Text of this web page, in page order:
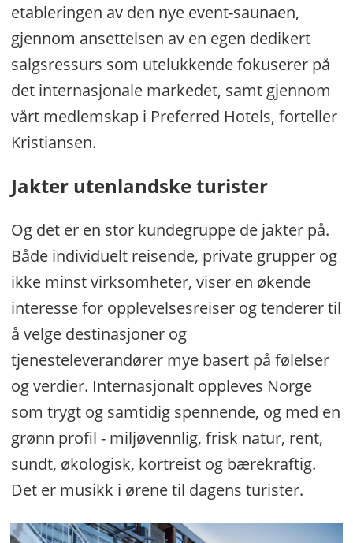
etableringen av den nye event-saunaen,
gjennom ansettelsen av en egen dedikert
salgsressurs som utelukkende fokuserer på
det internasjonale markedet, samt gjennom
vårt medlemskap i Preferred Hotels, forteller
Kristiansen.
Jakter utenlandske turister
Og det er en stor kundegruppe de jakter på.
Både individuelt reisende, private grupper og
ikke minst virksomheter, viser en økende
interesse for opplevelsesreiser og tenderer til
å velge destinasjoner og
tjenesteleverandører mye basert på følelser
og verdier. Internasjonalt oppleves Norge
som trygt og samtidig spennende, og med en
grønn profil - miljøvennlig, frisk natur, rent,
sundt, økologisk, kortreist og bærekraftig.
Det er musikk i ørene til dagens turister.